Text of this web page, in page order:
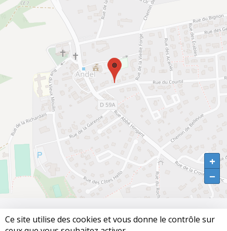
+
−
+
−
© 2026ANDEL.
Ce site utilise des cookies et vous donne le contrôle sur